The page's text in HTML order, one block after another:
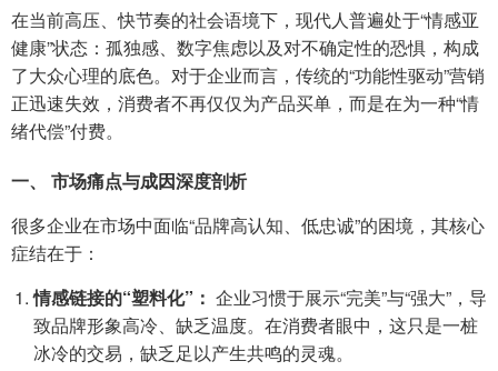
在当前高压、快节奏的社会语境下，现代人普遍处于“情感亚
健康”状态：孤独感、数字焦虑以及对不确定性的恐惧，构成
了大众心理的底色。对于企业而言，传统的“功能性驱动”营销
正迅速失效，消费者不再仅仅为产品买单，而是在为一种“情
绪代偿”付费。
一、 市场痛点与成因深度剖析
很多企业在市场中面临“品牌高认知、低忠诚”的困境，其核心
症结在于：
情感链接的“塑料化”： 企业习惯于展示“完美”与“强大”，导
致品牌形象高冷、缺乏温度。在消费者眼中，这只是一桩
冰冷的交易，缺乏足以产生共鸣的灵魂。